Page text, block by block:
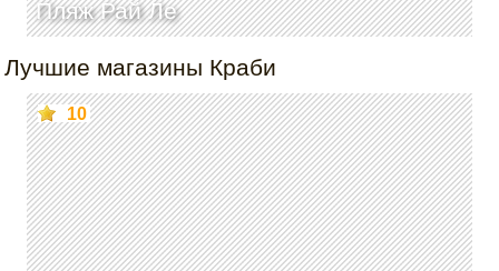
Пляж Рай Ле
Лучшие магазины Краби
10